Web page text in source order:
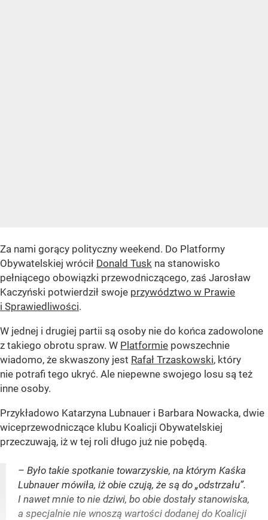
Za nami gorący polityczny weekend. Do Platformy
Obywatelskiej wrócił Donald Tusk na stanowisko
pełniącego obowiązki przewodniczącego, zaś Jarosław
Kaczyński potwierdził swoje przywództwo w Prawie
i Sprawiedliwości.
W jednej i drugiej partii są osoby nie do końca zadowolone
z takiego obrotu spraw. W Platformie powszechnie
wiadomo, że skwaszony jest Rafał Trzaskowski, który
nie potrafi tego ukryć. Ale niepewne swojego losu są też
inne osoby.
Przykładowo Katarzyna Lubnauer i Barbara Nowacka, dwie
wiceprzewodniczące klubu Koalicji Obywatelskiej
przeczuwają, iż w tej roli długo już nie pobędą.
– Było takie spotkanie towarzyskie, na którym Kaśka
Lubnauer mówiła, iż obie czują, że są do „odstrzału”.
I nawet mnie to nie dziwi, bo obie dostały stanowiska,
a specjalnie nie wnoszą wartości dodanej do Koalicji